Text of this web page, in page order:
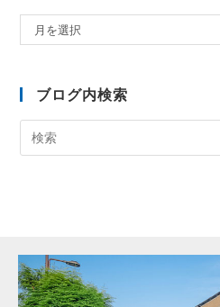
月を選択
ブログ内検索